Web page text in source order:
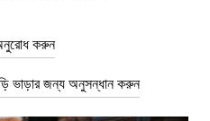
করুন
জন্য অনুসন্ধান করুন